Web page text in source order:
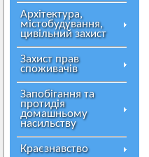
Архітектура,
містобудування,
цивільний захист
Захист прав
споживачів
Запобігання та
протидія
домашньому
насильству
Краєзнавство